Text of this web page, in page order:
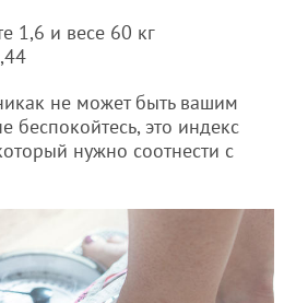
1,6 и весе 60 кг
не может быть вашим
беспокойтесь, это индекс
нужно соотнести с